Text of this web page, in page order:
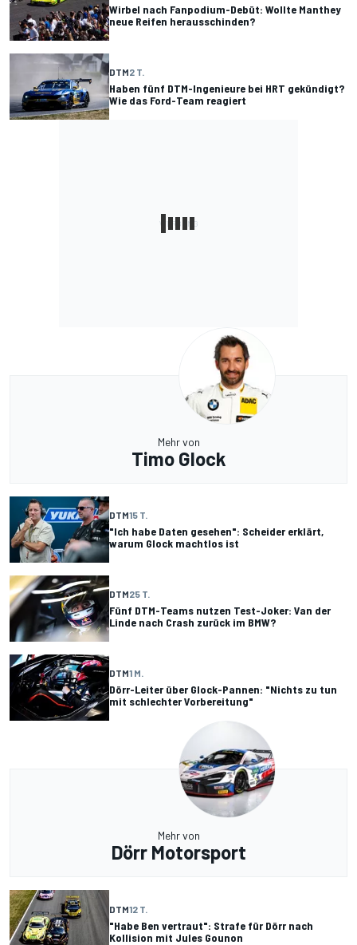
Wirbel nach Fanpodium-Debüt: Wollte Manthey
neue Reifen herausschinden?
DTM2 T.
Haben fünf DTM-Ingenieure bei HRT gekündigt?
Wie das Ford-Team reagiert
Mehr von
Timo Glock
DTM15 T.
"Ich habe Daten gesehen": Scheider erklärt,
warum Glock machtlos ist
DTM25 T.
Fünf DTM-Teams nutzen Test-Joker: Van der
Linde nach Crash zurück im BMW?
DTM1 M.
Dörr-Leiter über Glock-Pannen: "Nichts zu tun
mit schlechter Vorbereitung"
Mehr von
Dörr Motorsport
DTM12 T.
"Habe Ben vertraut": Strafe für Dörr nach
Kollision mit Jules Gounon